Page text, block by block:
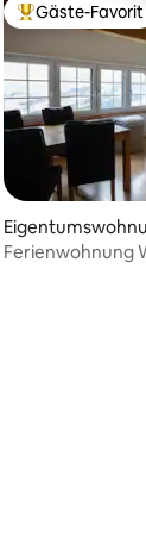
Bewertung:
Beliebter
Gäste-Favorit
Ferienwohnung